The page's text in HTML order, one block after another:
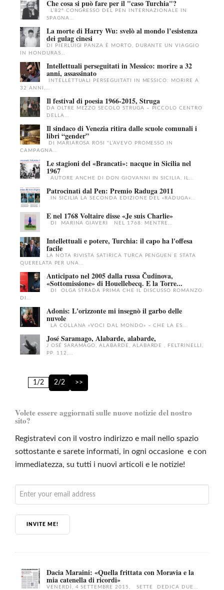
Che cosa si può fare per il "caso Turchia"?
L’82° CONGRESSO DEL PEN INTERNAZIONALE IN
SPAGNA...
La morte di Harry Wu: svelò al mondo l’esistenza
dei gulag cinesi
DI PIERLUIGI PANZA È MORTO, DURANTE UN VIAGGIO
IN HONDURAS...
Intellettuali perseguitati in Messico: morire a 32
anni, assassinato
INTELLETTUALI PERSEGUITATI IN MESSICO: MORIRE A
32 ANNI,...
Il festival di poesia 1966-2015, Struga
DA OLTRE MEZZO SECOLO STRUGA – PICCOLO CENTRO
DELLA...
Il sindaco di Venezia ritira dalle scuole comunali i
libri “gender”
DI MARIAROSA ROSI "L’AVEVO PROMESSO IN
CAMPAGNA...
Le stagioni del «Brancati»: nacque in Sicilia nel
1967
AUTORE ANCHE DI DON GIOVANNI IN SICILIA, IL...
Patrocinati dal Pen: Premio Raduga 2011
IN SICILIA LA SECONDA EDIZIONE DEL «RADUGA»...
E nel 1768 Voltaire disse «Je suis Charlie»
DI MARINA GIAVERI NEL 1768: MENTRE...
Intellettuali e potere, Turchia: il capo ha l'offesa
facile
LA NOTA RIVISTA SATIRICA TURCA PENGUEN E STATA
QUERELATA PER UNA...
Anticipato nel 2005 dalla russa Čudinova,
«Sottomissione» di Houellebecq. E la Torre...
DI OLGA STRADA PRIMA CHE IL DISCUSSO ROMANZO
DI...
Adonis: L'orizzonte mi insegnò il garbo delle
nuvole
LA COLLANA «VOCI DAL MONDO» – CHE LA ES...
José Saramago, Alabarde, alabarde,
J OSÉ SARAMAGO, ALABARDE, ALABARDE , FELTRINELLI,
PP. 112,...
1/2 2/2 >>
Volete essere aggiornati sulle nuove notizie del nostro
sito?
Registratevi con il vostro indirizzo e mail nello spazio
sottostante e sarete informati, in ogni occasione e con
immediatezza, su tutti i nuovi articoli e le notizie!
INVITE ME!
Dacia Maraini: «Quella frittata con Moravia e la
mia catenella di ricordi»
VENERDÌ, 4 SETTEMBRE 2015, SETTE DEDICA DUE...